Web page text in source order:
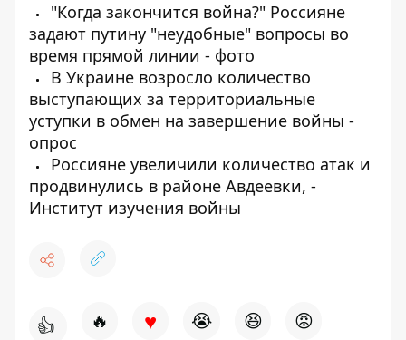
"Когда закончится война?" Россияне
задают путину "неудобные" вопросы во
время прямой линии - фото
В Украине возросло количество
выступающих за территориальные
уступки в обмен на завершение войны -
опрос
Россияне увеличили количество атак и
продвинулись в районе Авдеевки, -
Институт изучения войны
👍 🔥 ♥ 😭 😆 😡